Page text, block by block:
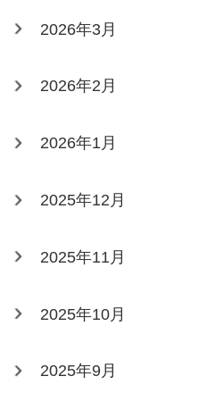
2026年3月
2026年2月
2026年1月
2025年12月
2025年11月
2025年10月
2025年9月